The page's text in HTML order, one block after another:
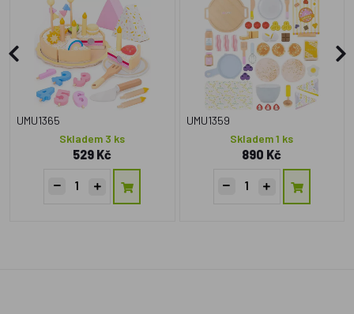
UMU1365
Skladem 3 ks
529 Kč
UMU1359
Skladem 1 ks
890 Kč